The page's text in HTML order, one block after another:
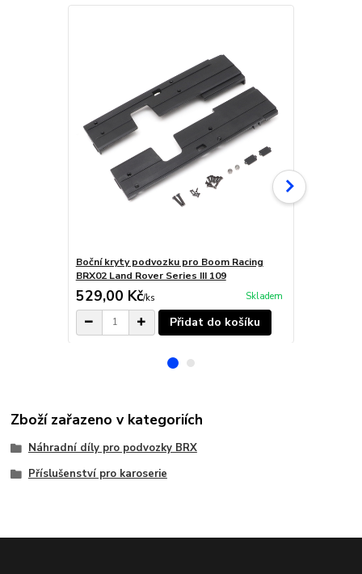
Boční kryty podvozku pro Boom Racing
BRX02 Land Rover Series III 109
529,00 Kč/ks Skladem
Přidat do košíku
Zboží zařazeno v kategoriích
Náhradní díly pro podvozky BRX
Příslušenství pro karoserie